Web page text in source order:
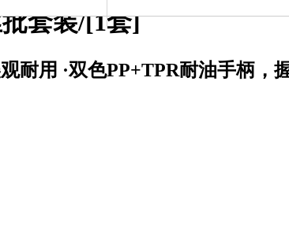
批套装/[1套]
耐用 ·双色PP+TPR耐油手柄，